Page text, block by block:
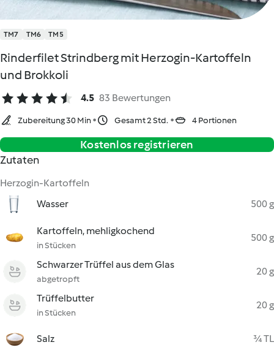
TM7 TM6 TM5
Rinderfilet Strindberg mit Herzogin-Kartoffeln
und Brokkoli
4.5 83 Bewertungen
Zubereitung 30 Min Gesamt 2 Std. 4 Portionen
Kostenlos registrieren
Zutaten
Herzogin-Kartoffeln
Wasser
500 g
Kartoffeln, mehligkochend
in Stücken
500 g
Schwarzer Trüffel aus dem Glas
abgetropft
20 g
Trüffelbutter
in Stücken
20 g
Salz ¾ TL